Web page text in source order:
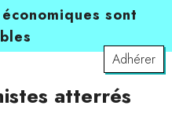
sont
Adhérer
atterrés